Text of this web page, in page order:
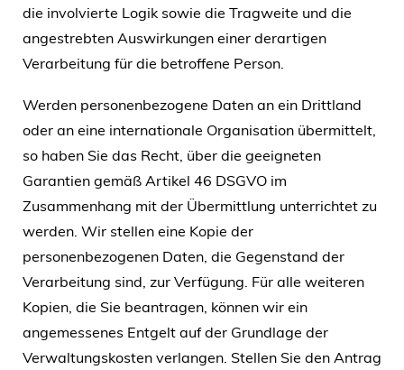
die involvierte Logik sowie die Tragweite und die
angestrebten Auswirkungen einer derartigen
Verarbeitung für die betroffene Person.
Werden personenbezogene Daten an ein Drittland
oder an eine internationale Organisation übermittelt,
so haben Sie das Recht, über die geeigneten
Garantien gemäß Artikel 46 DSGVO im
Zusammenhang mit der Übermittlung unterrichtet zu
werden. Wir stellen eine Kopie der
personenbezogenen Daten, die Gegenstand der
Verarbeitung sind, zur Verfügung. Für alle weiteren
Kopien, die Sie beantragen, können wir ein
angemessenes Entgelt auf der Grundlage der
Verwaltungskosten verlangen. Stellen Sie den Antrag